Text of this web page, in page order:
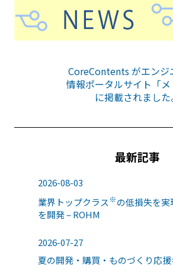
CoreContents がエンジ
情報ポータルサイト「メ
に掲載されました
最新記事
2026-08-03
業界トップクラス※の低損失を実
を開発 – ROHM
2026-07-27
夏の開発・購買・ものづくり応